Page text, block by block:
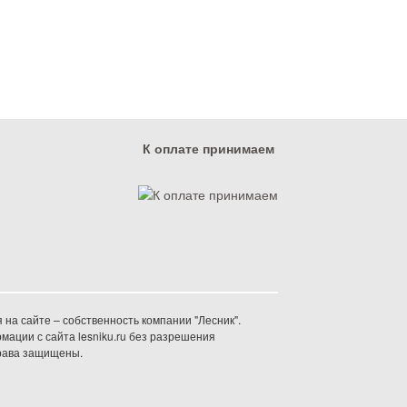
К оплате принимаем
сайте – собственность компании "Лесник".
с сайта lesniku.ru без разрешения
защищены.